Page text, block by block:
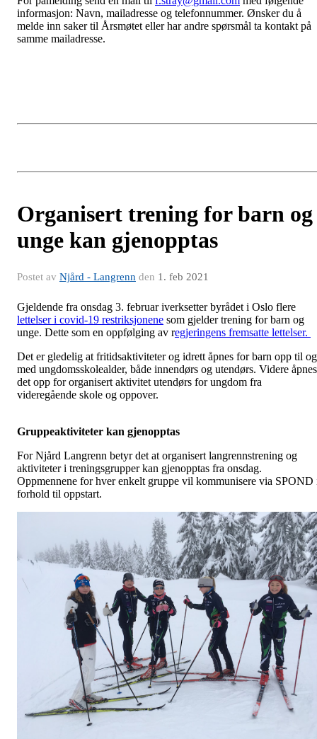
informasjon: Navn, mailadresse og telefonnummer. Ønsker du å
melde inn saker til Årsmøtet eller har andre spørsmål ta kontakt på
samme mailadresse.
Organisert trening for barn og
unge kan gjenopptas
Postet av Njård - Langrenn den 1. feb 2021
Gjeldende fra onsdag 3. februar iverksetter byrådet i Oslo flere
lettelser i covid-19 restriksjonene som gjelder trening for barn og
unge. Dette som en oppfølging av regjeringens fremsatte lettelser.
Det er gledelig at fritidsaktiviteter og idrett åpnes for barn opp til og
med ungdomsskolealder, både innendørs og utendørs. Videre åpnes
det opp for organisert aktivitet utendørs for ungdom fra
videregående skole og oppover.
Gruppeaktiviteter kan gjenopptas
For Njård Langrenn betyr det at organisert langrennstrening og
aktiviteter i treningsgrupper kan gjenopptas fra onsdag.
Oppmennene for hver enkelt gruppe vil kommunisere via SPOND
forhold til oppstart.